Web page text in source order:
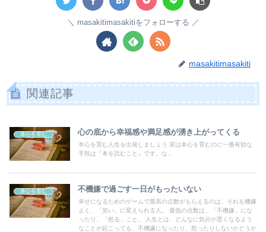
masakitimasakitiをフォローする
masakitimasakiti
関連記事
本心を育む 心の底から幸福感や満足感が湧き上がってくる
本心を育む人生を出発しましょう 実は本心を育むのに一番有効な
手段は『本を読むこと』です。な...
本心を育む 不機嫌で過ごす一日がもったいない
幸せになるためのゲームで最高の点数がもらえるのは、それを機嫌
よく、「笑い」に変えられる人。 最低の点数は、「不機嫌」にな
ったり、「怒る」こと。 人生とは、どんなに気分が悪くなるよう
なことが起こっても、不機嫌になったり、怒ったりしないかどうか